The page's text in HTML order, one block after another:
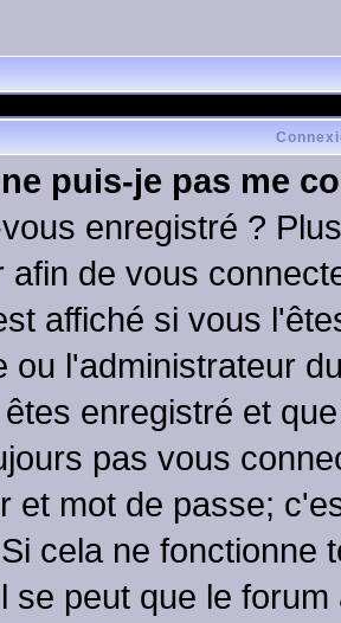
puis-je pas me
enregistré ?
afin de vous
affiché si vous
ou l'administrateur
enregistré et
pas vous
et mot de passe;
cela ne fonctionne
se peut que le